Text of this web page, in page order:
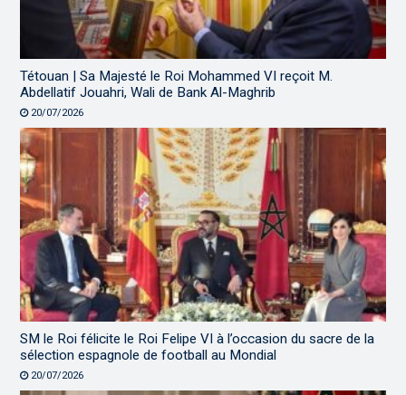
Tétouan | Sa Majesté le Roi Mohammed VI reçoit M.
Abdellatif Jouahri, Wali de Bank Al-Maghrib
20/07/2026
SM le Roi félicite le Roi Felipe VI à l’occasion du sacre de la
sélection espagnole de football au Mondial
20/07/2026